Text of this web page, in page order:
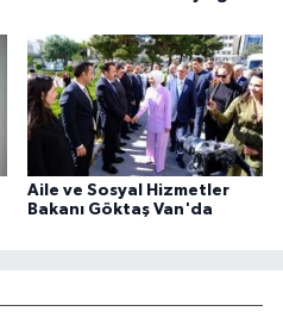
Aile ve Sosyal Hizmetler
Bakanı Göktaş Van'da